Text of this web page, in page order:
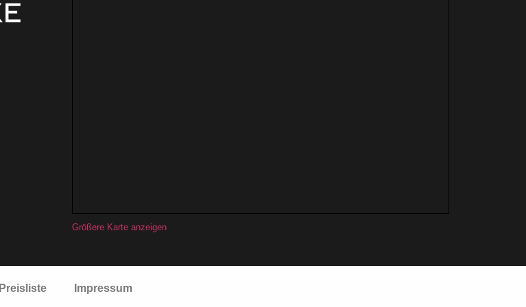
Größere Karte anzeigen
Preisliste Impressum